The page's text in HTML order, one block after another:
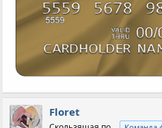
Floret